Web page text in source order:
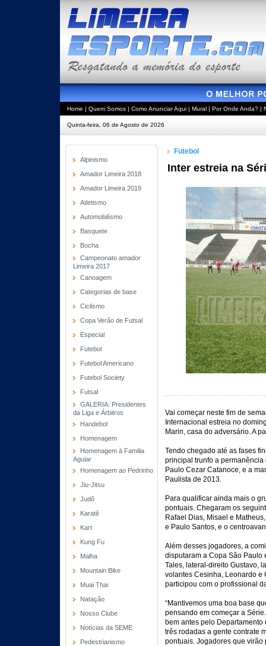
Home | Quem Somos | Como Anunciar Aqui | Mural | Por Onde Anda? |
Quinta-feira, 06 de Agosto de 2026
Alpinismo
Amador Limeira 2018
Amador Limeira 2019
Atletismo
Automobilísmo
Basquete
Bocha
Campeonato amador
Limeira 2017
Canoagem
Categorias de base
Ciclismo
Copa Verão de Futsal
Especial
Futebol
Futebol Americano
Futebol Society
Futsal
GALERIA: Presidentes
da Liga e Árbitros
Handebol
Homenagem
Homenagem à Familia
Aguiar
Homenagem ao Pedrinho
Jiu-Jitsu
Judô
Karatê
Kart
Kung Fu
Malha
Mountain Bike
Muai Thai
Natação
Nosso Clube
Notícias da SEME
Pedestrianismo
Futebol
Inter estreia na
Vai começar neste fim de
Internacional estreia no
Marin, casa do adversário. A
Tendo chegado até as fases
principal trunfo a
Paulo Cezar Catanoce, e a
Paulista de 2013.
Para qualificar ainda mais o
pontuais. Chegaram os
Rafael Dias, Misael e
e Paulo Santos, e o
Além desses jogadores, a
disputaram a Copa São Paulo
Tales, lateral-direito Gustavo,
volantes Cesinha, Leonardo e
participou com o profissional
“Mantivemos uma boa base
pensando em começar a
bem antes pelo
três rodadas a gente contrate
pontuais. Jogadores que virão